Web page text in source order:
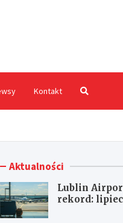
Kontakt
Aktualności
Lublin
rekord: lipiec